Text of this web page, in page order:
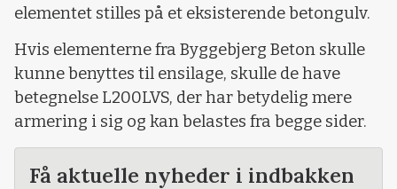
elementet stilles på et eksisterende betongulv.
Hvis elementerne fra Byggebjerg Beton skulle
kunne benyttes til ensilage, skulle de have
betegnelse L200LVS, der har betydelig mere
armering i sig og kan belastes fra begge sider.
Få aktuelle nyheder i indbakken